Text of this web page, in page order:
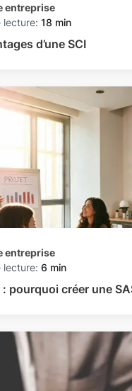
entreprise
lecture: 18 min
d’une SCI
entreprise
lecture: 6 min
pourquoi créer une